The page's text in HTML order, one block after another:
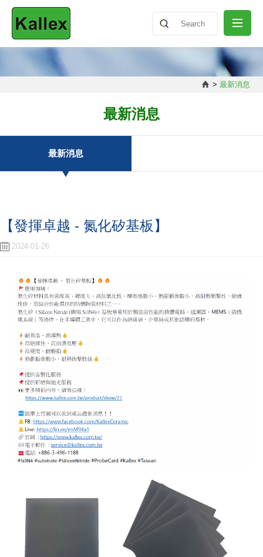
最新消息
聯絡我們
ENGLISH
簡中 繁體
> 最新消息
最新消息
最新消息
【發揮卓越 - 氮化矽基板】
2024-01-26